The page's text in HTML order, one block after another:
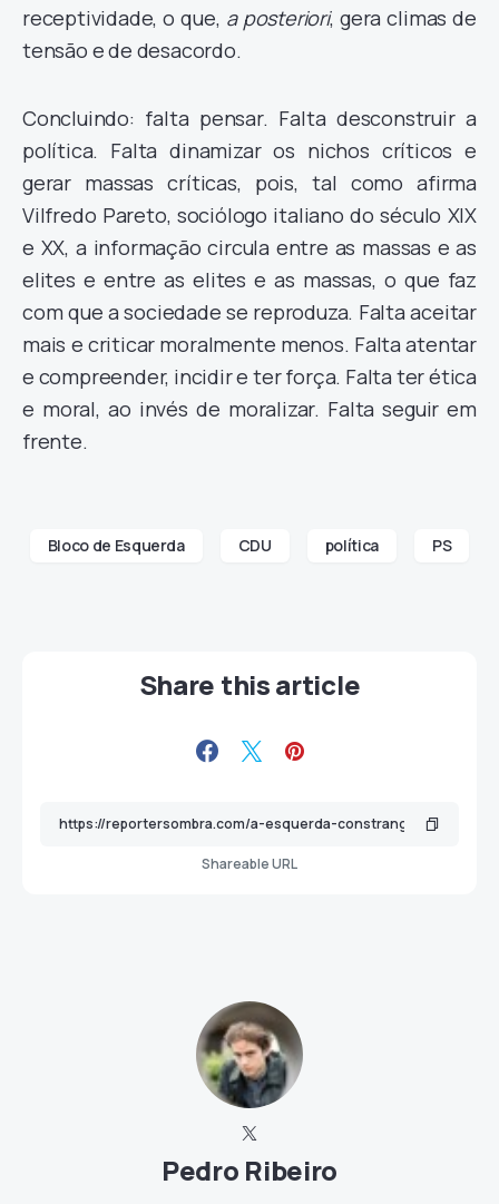
receptividade, o que, a posteriori, gera climas de
tensão e de desacordo.
Concluindo: falta pensar. Falta desconstruir a
política. Falta dinamizar os nichos críticos e
gerar massas críticas, pois, tal como afirma
Vilfredo Pareto, sociólogo italiano do século XIX
e XX, a informação circula entre as massas e as
elites e entre as elites e as massas, o que faz
com que a sociedade se reproduza. Falta aceitar
mais e criticar moralmente menos. Falta atentar
e compreender, incidir e ter força. Falta ter ética
e moral, ao invés de moralizar. Falta seguir em
frente.
Bloco de Esquerda CDU política PS
Share this article
Shareable URL
Pedro Ribeiro